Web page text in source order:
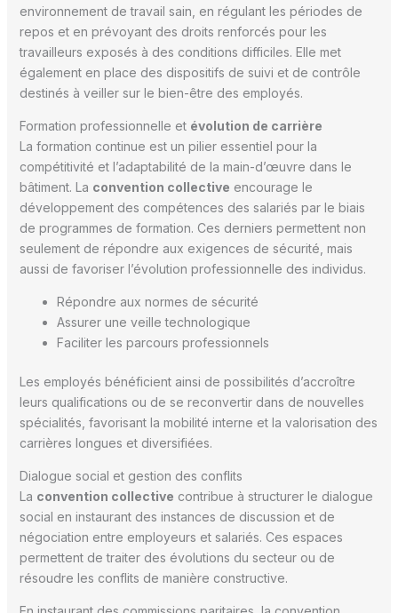
environnement de travail sain, en régulant les périodes de
repos et en prévoyant des droits renforcés pour les
travailleurs exposés à des conditions difficiles. Elle met
également en place des dispositifs de suivi et de contrôle
destinés à veiller sur le bien-être des employés.
Formation professionnelle et évolution de carrière
La formation continue est un pilier essentiel pour la
compétitivité et l’adaptabilité de la main-d’œuvre dans le
bâtiment. La convention collective encourage le
développement des compétences des salariés par le biais
de programmes de formation. Ces derniers permettent non
seulement de répondre aux exigences de sécurité, mais
aussi de favoriser l’évolution professionnelle des individus.
Répondre aux normes de sécurité
Assurer une veille technologique
Faciliter les parcours professionnels
Les employés bénéficient ainsi de possibilités d’accroître
leurs qualifications ou de se reconvertir dans de nouvelles
spécialités, favorisant la mobilité interne et la valorisation des
carrières longues et diversifiées.
Dialogue social et gestion des conflits
La convention collective contribue à structurer le dialogue
social en instaurant des instances de discussion et de
négociation entre employeurs et salariés. Ces espaces
permettent de traiter des évolutions du secteur ou de
résoudre les conflits de manière constructive.